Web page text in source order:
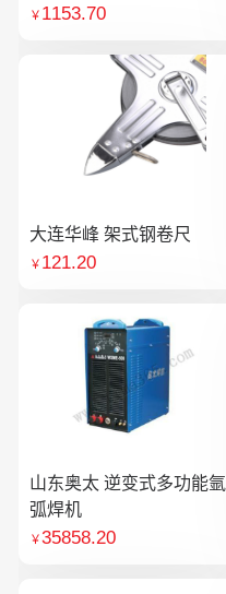
￥ 1153.70
大连华峰 架式钢卷尺
￥ 121.20
山东奥太 逆变式多功能氩
弧焊机
￥35858.20